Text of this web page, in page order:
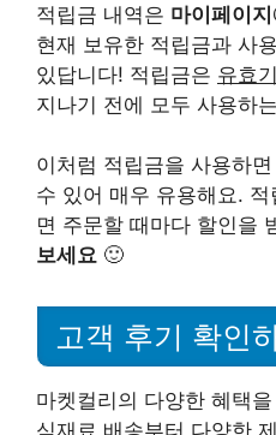
적립금 내역은 마이페이지
현재 보유한 적립금과 사
있답니다! 적립금은 유효
지나기 전에 모두 사용하
이처럼 적립금을 사용하
수 있어 매우 유용해요. 적
면 주문할 때마다 할인을
보세요 🙂
고객 후기 확인
마켓컬리의 다양한 혜택
식재료 배송부터 다양한